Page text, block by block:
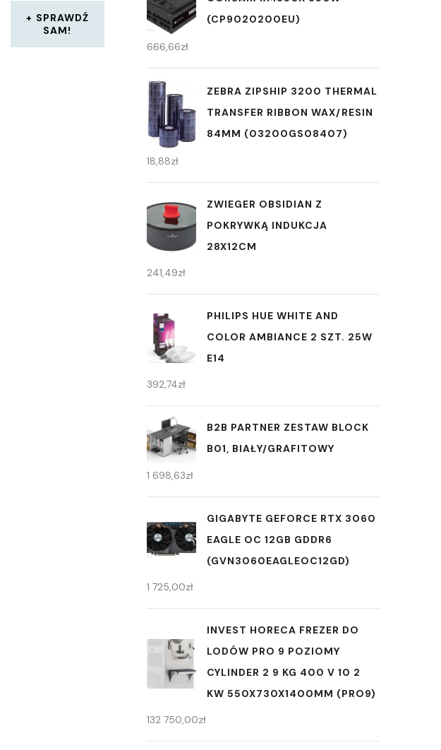
SPRAWDŹ
SAM!
(CP9020200EU)
666,66zł
ZEBRA ZIPSHIP 3200 THERMAL
TRANSFER RIBBON WAX/RESIN
84MM (03200GS08407)
18,88zł
ZWIEGER OBSIDIAN Z
POKRYWKĄ INDUKCJA
28X12CM
241,49zł
PHILIPS HUE WHITE AND
COLOR AMBIANCE 2 SZT. 25W
E14
392,74zł
B2B PARTNER ZESTAW BLOCK
B01, BIAŁY/GRAFITOWY
1 698,63zł
GIGABYTE GEFORCE RTX 3060
EAGLE OC 12GB GDDR6
(GVN3060EAGLEOC12GD)
1 725,00zł
INVEST HORECA FREZER DO
LODÓW PRO 9 POZIOMY
CYLINDER 2 9 KG 400 V 10 2
KW 550X730X1400MM (PRO9)
132 750,00zł